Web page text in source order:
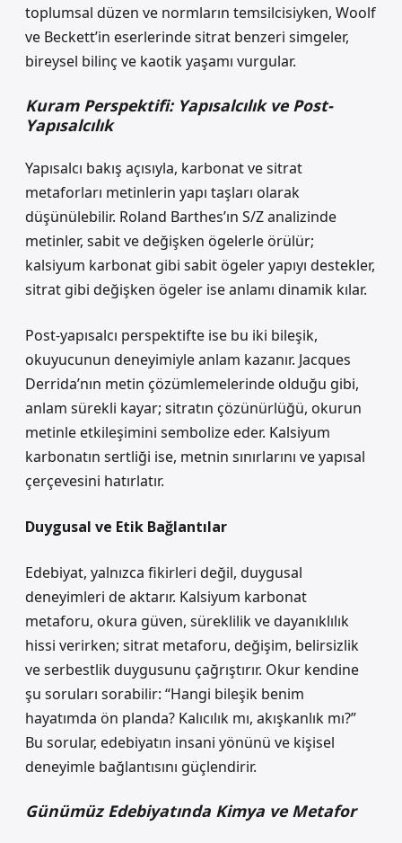
toplumsal düzen ve normların temsilcisiyken, Woolf
ve Beckett’in eserlerinde sitrat benzeri simgeler,
bireysel bilinç ve kaotik yaşamı vurgular.
Kuram Perspektifi: Yapısalcılık ve Post-
Yapısalcılık
Yapısalcı bakış açısıyla, karbonat ve sitrat
metaforları metinlerin yapı taşları olarak
düşünülebilir. Roland Barthes’ın S/Z analizinde
metinler, sabit ve değişken ögelerle örülür;
kalsiyum karbonat gibi sabit ögeler yapıyı destekler,
sitrat gibi değişken ögeler ise anlamı dinamik kılar.
Post-yapısalcı perspektifte ise bu iki bileşik,
okuyucunun deneyimiyle anlam kazanır. Jacques
Derrida’nın metin çözümlemelerinde olduğu gibi,
anlam sürekli kayar; sitratın çözünürlüğü, okurun
metinle etkileşimini sembolize eder. Kalsiyum
karbonatın sertliği ise, metnin sınırlarını ve yapısal
çerçevesini hatırlatır.
Duygusal ve Etik Bağlantılar
Edebiyat, yalnızca fikirleri değil, duygusal
deneyimleri de aktarır. Kalsiyum karbonat
metaforu, okura güven, süreklilik ve dayanıklılık
hissi verirken; sitrat metaforu, değişim, belirsizlik
ve serbestlik duygusunu çağrıştırır. Okur kendine
şu soruları sorabilir: “Hangi bileşik benim
hayatımda ön planda? Kalıcılık mı, akışkanlık mı?”
Bu sorular, edebiyatın insani yönünü ve kişisel
deneyimle bağlantısını güçlendirir.
Günümüz Edebiyatında Kimya ve Metafor